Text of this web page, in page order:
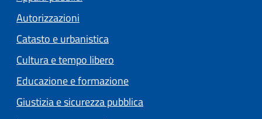
Autorizzazioni
Catasto e urbanistica
Cultura e tempo libero
Educazione e formazione
Giustizia e sicurezza pubblica